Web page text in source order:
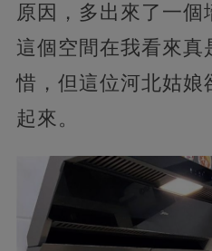
原因，多出來了一個
這個空間在我看來真
惜，但這位河北姑娘
起來。